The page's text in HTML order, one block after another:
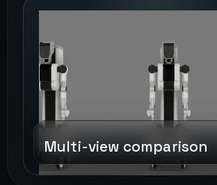
Multi-view comparison